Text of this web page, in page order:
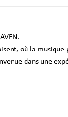
où la
dans une